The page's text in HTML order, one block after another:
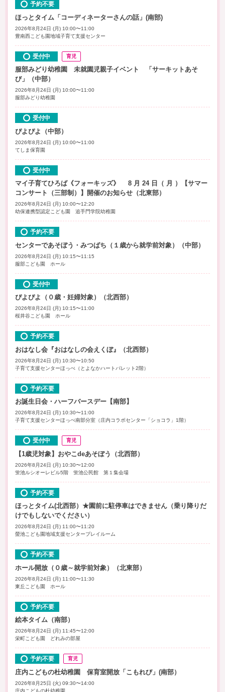
予約不要
ほっとタイム「コーディネーターさんの話」(南部)
2026年8月24日 (月) 10:00〜11:00
豊南西こども園地域子育て支援センター
受付中 育児
服部みどり幼稚園 未就園児親子イベント 「サーキットあそ
び」（中部）
2026年8月24日 (月) 10:00〜11:00
服部みどり幼稚園
受付中
ぴよぴよ（中部）
2026年8月24日 (月) 10:00〜11:00
てしま保育園
受付中
マイ子育てひろば《フォーキッズ》 8 月 24 日（ 月 ）【サマー
コンサート（三部制）】開催のお知らせ（北東部）
2026年8月24日 (月) 10:00〜12:20
幼保連携型認定こども園 追手門学院幼稚園
予約不要
センターであそぼう・みつばち（１歳から就学前対象）（中部）
2026年8月24日 (月) 10:15〜11:15
服部こども園 ホール
受付中
ぴよぴよ（０歳・妊婦対象）（北西部）
2026年8月24日 (月) 10:15〜11:00
桜井谷こども園 ホール
予約不要
おはなし会『おはなしの会えくぼ』（北西部）
2026年8月24日 (月) 10:30〜10:50
子育て支援センターほっぺ（とよなかハートパレット2階）
予約不要
お誕生日会・ハーフバースデー【南部】
2026年8月24日 (月) 10:30〜11:00
子育て支援センターほっぺ南部分室（庄内コラボセンター「ショコラ」1階）
受付中 育児
【1歳児対象】おやこdeあそぼう（北西部）
2026年8月24日 (月) 10:30〜12:00
蛍池ルシオーレビル5階 蛍池公民館 第１集会場
予約不要
ほっとタイム(北西部）★園前に駐停車はできません（乗り降りだ
けでもしないでください）
2026年8月24日 (月) 11:00〜11:20
螢池こども園地域支援センタープレイルーム
予約不要
ホール開放（０歳～就学前対象）（北東部）
2026年8月24日 (月) 11:00〜11:30
東丘こども園 ホール
予約不要
絵本タイム（南部）
2026年8月24日 (月) 11:45〜12:00
栄町こども園 どれみの部屋
予約不要 育児
庄内こどもの杜幼稚園 保育室開放「こもれび」(南部）
2026年8月25日 (火) 09:30〜14:00
庄内こどもの杜幼稚園